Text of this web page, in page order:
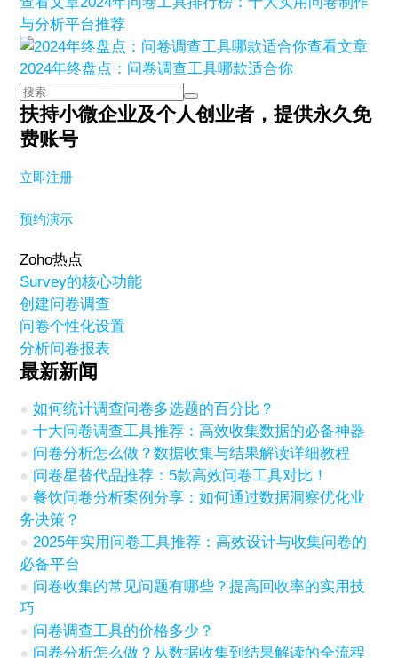
与分析平台推荐
查看文章
2024年终盘点：问卷调查工具哪款适合你
扶持小微企业及个人创业者，提供永久免
费账号
立即注册
预约演示
Zoho热点
Survey的核心功能
创建问卷调查
问卷个性化设置
分析问卷报表
最新新闻
如何统计调查问卷多选题的百分比？
十大问卷调查工具推荐：高效收集数据的必备神器
问卷分析怎么做？数据收集与结果解读详细教程
问卷星替代品推荐：5款高效问卷工具对比！
餐饮问卷分析案例分享：如何通过数据洞察优化业
务决策？
2025年实用问卷工具推荐：高效设计与收集问卷的
必备平台
问卷收集的常见问题有哪些？提高回收率的实用技
巧
问卷调查工具的价格多少？
问卷分析怎么做？从数据收集到结果解读的全流程